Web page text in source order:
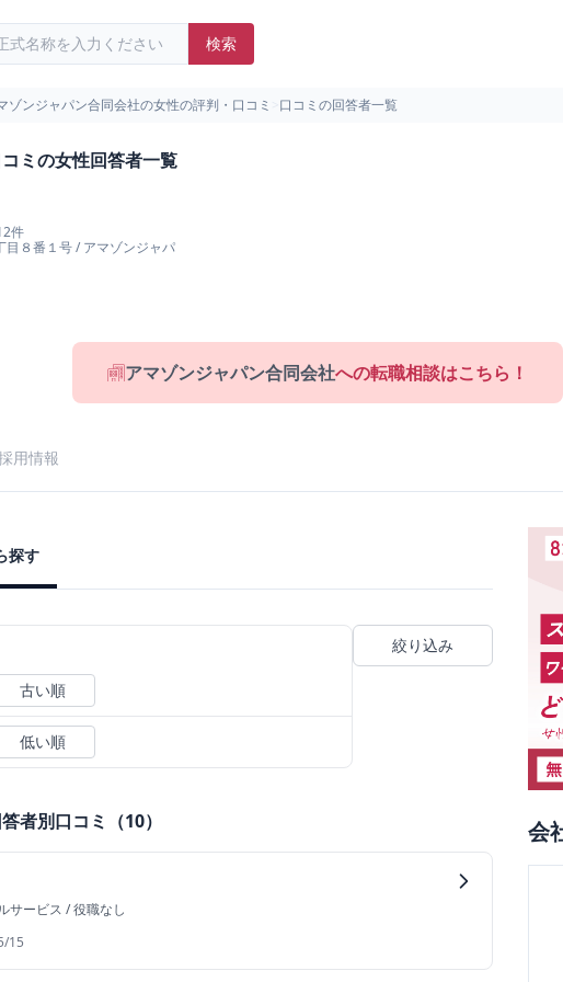
検索
ゾンジャパン合同会社の女性の評判・口コミ 口コミの回答者一覧
ミの女性回答者一覧
件
目８番１号/アマゾンジャパ
アマゾンジャパン合同会社への転職相談はこちら！
用情報
探す
古い順
低い順
絞り込み
者別口コミ（10）
サービス /役職なし
15
会